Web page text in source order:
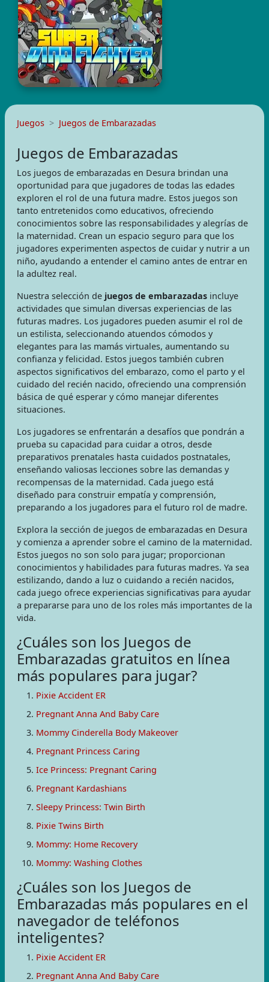
Juegos Juegos de Embarazadas
Juegos de Embarazadas
Los juegos de embarazadas en Desura brindan una
oportunidad para que jugadores de todas las edades
exploren el rol de una futura madre. Estos juegos son
tanto entretenidos como educativos, ofreciendo
conocimientos sobre las responsabilidades y alegrías de
la maternidad. Crean un espacio seguro para que los
jugadores experimenten aspectos de cuidar y nutrir a un
niño, ayudando a entender el camino antes de entrar en
la adultez real.
Nuestra selección de juegos de embarazadas incluye
actividades que simulan diversas experiencias de las
futuras madres. Los jugadores pueden asumir el rol de
un estilista, seleccionando atuendos cómodos y
elegantes para las mamás virtuales, aumentando su
confianza y felicidad. Estos juegos también cubren
aspectos significativos del embarazo, como el parto y el
cuidado del recién nacido, ofreciendo una comprensión
básica de qué esperar y cómo manejar diferentes
situaciones.
Los jugadores se enfrentarán a desafíos que pondrán a
prueba su capacidad para cuidar a otros, desde
preparativos prenatales hasta cuidados postnatales,
enseñando valiosas lecciones sobre las demandas y
recompensas de la maternidad. Cada juego está
diseñado para construir empatía y comprensión,
preparando a los jugadores para el futuro rol de madre.
Explora la sección de juegos de embarazadas en Desura
y comienza a aprender sobre el camino de la maternidad.
Estos juegos no son solo para jugar; proporcionan
conocimientos y habilidades para futuras madres. Ya sea
estilizando, dando a luz o cuidando a recién nacidos,
cada juego ofrece experiencias significativas para ayudar
a prepararse para uno de los roles más importantes de la
vida.
¿Cuáles son los Juegos de
Embarazadas gratuitos en línea
más populares para jugar?
Pixie Accident ER
Pregnant Anna And Baby Care
Mommy Cinderella Body Makeover
Pregnant Princess Caring
Ice Princess: Pregnant Caring
Pregnant Kardashians
Sleepy Princess: Twin Birth
Pixie Twins Birth
Mommy: Home Recovery
Mommy: Washing Clothes
¿Cuáles son los Juegos de
Embarazadas más populares en el
navegador de teléfonos
inteligentes?
Pixie Accident ER
Pregnant Anna And Baby Care